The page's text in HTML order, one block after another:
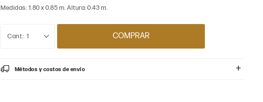
Medidas: 1.80 x 0.85 m. Altura: 0.43 m.
1 COMPRAR
Métodos y costos de envío